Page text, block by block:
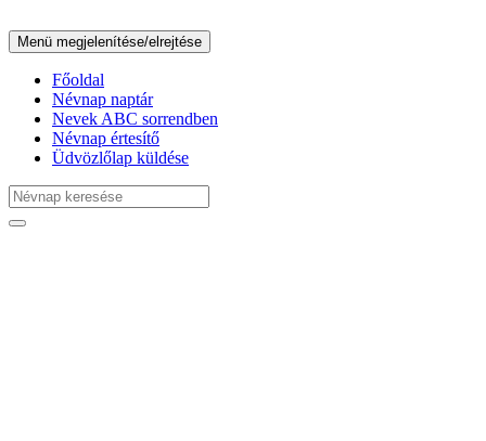
Menü megjelenítése/elrejtése
Főoldal
Névnap naptár
Nevek ABC sorrendben
Névnap értesítő
Üdvözlőlap küldése